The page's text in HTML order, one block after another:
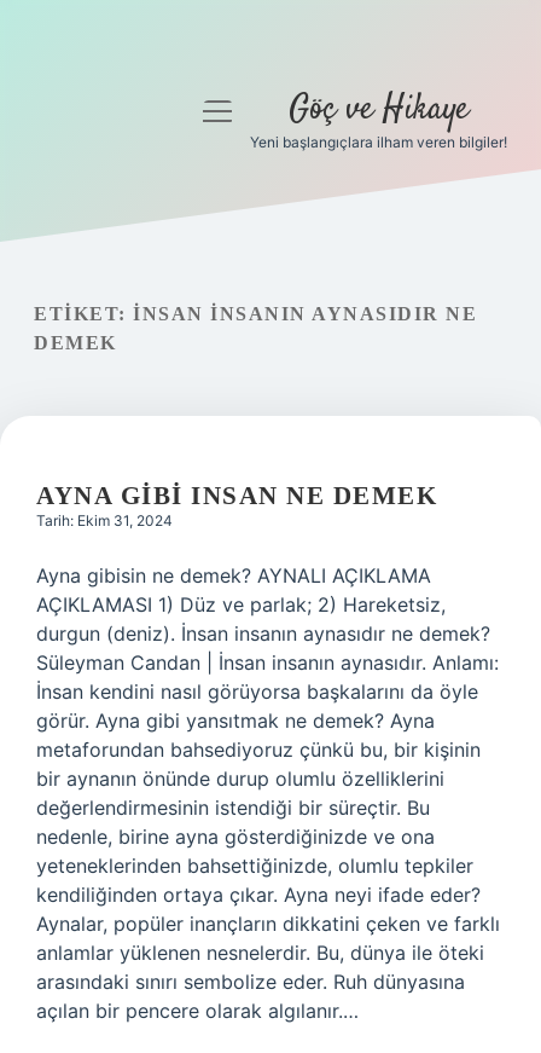
Gizlilik Politikası
Hakkımızda
menüyü
Göç ve Hikaye
Yeni başlangıçlara ilham veren bilgiler!
ETIKET: İNSAN INSANIN AYNASIDIR NE
DEMEK
AYNA GIBI INSAN NE DEMEK
Tarih: Ekim 31, 2024
Ayna gibisin ne demek? AYNALI AÇIKLAMA
AÇIKLAMASI 1) Düz ve parlak; 2) Hareketsiz,
durgun (deniz). İnsan insanın aynasıdır ne demek?
Süleyman Candan | İnsan insanın aynasıdır. Anlamı:
İnsan kendini nasıl görüyorsa başkalarını da öyle
görür. Ayna gibi yansıtmak ne demek? Ayna
metaforundan bahsediyoruz çünkü bu, bir kişinin
bir aynanın önünde durup olumlu özelliklerini
değerlendirmesinin istendiği bir süreçtir. Bu
nedenle, birine ayna gösterdiğinizde ve ona
yeteneklerinden bahsettiğinizde, olumlu tepkiler
kendiliğinden ortaya çıkar. Ayna neyi ifade eder?
Aynalar, popüler inançların dikkatini çeken ve farklı
anlamlar yüklenen nesnelerdir. Bu, dünya ile öteki
arasındaki sınırı sembolize eder. Ruh dünyasına
açılan bir pencere olarak algılanır.…